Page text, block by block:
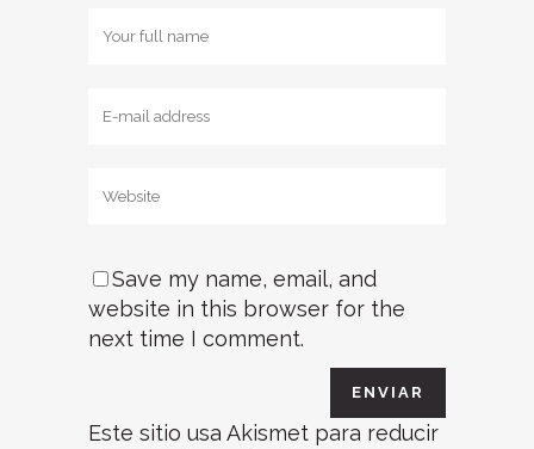
Save my name, email, and
website in this browser for the
next time I comment.
Este sitio usa Akismet para reducir